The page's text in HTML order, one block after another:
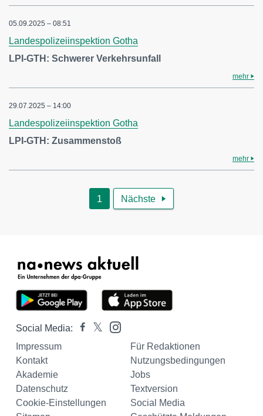
05.09.2025 – 08:51
Landespolizeiinspektion Gotha
LPI-GTH: Schwerer Verkehrsunfall
mehr
29.07.2025 – 14:00
Landespolizeiinspektion Gotha
LPI-GTH: Zusammenstoß
mehr
1 Nächste 
Social Media:
Impressum
Für Redaktionen
Kontakt
Nutzungsbedingungen
Akademie
Jobs
Datenschutz
Textversion
Cookie-Einstellungen
Social Media